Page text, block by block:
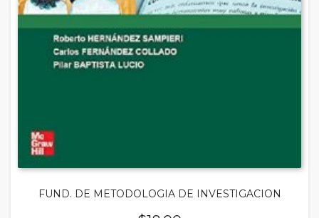
FUND. DE METODOLOGIA DE INVESTIGACION